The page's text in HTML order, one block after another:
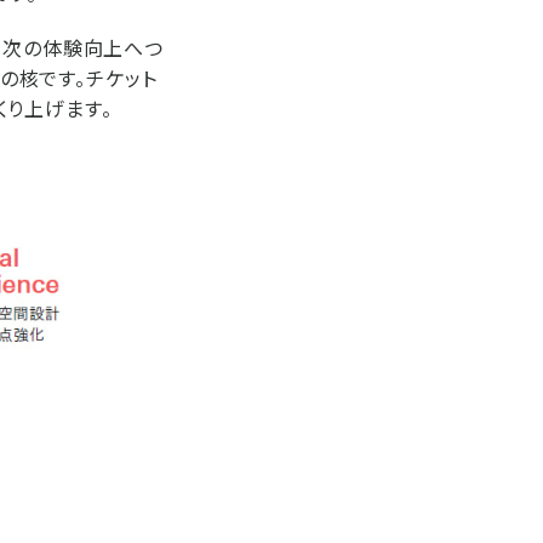
次の体験向上へつ
核です。チケット
上げます。